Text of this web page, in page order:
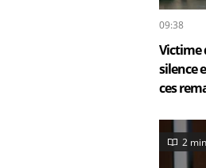
09:38
Victime
silence
ces
2 min